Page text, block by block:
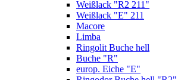
Weißlack "R2 211"
Weißlack "E" 211
Macore
Limba
Ringolit Buche hell
Buche "R"
europ. Eiche "E"